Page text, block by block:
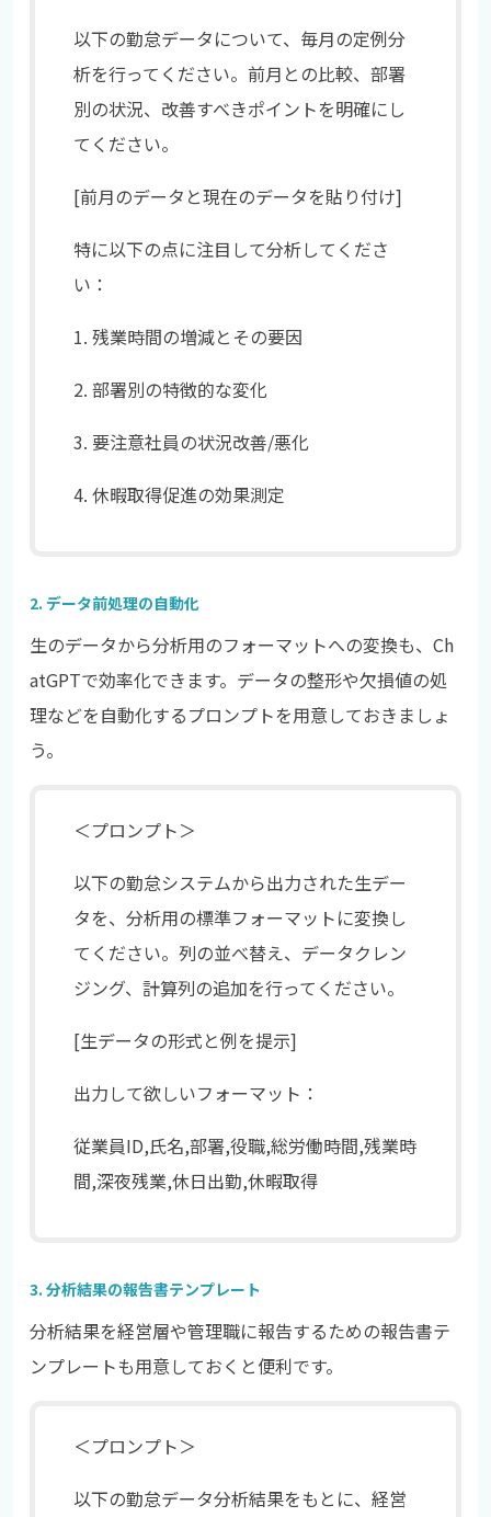
以下の勤怠データについて、毎月の定例分
析を行ってください。前月との比較、部署
別の状況、改善すべきポイントを明確にし
てください。
[前月のデータと現在のデータを貼り付け]
特に以下の点に注目して分析してくださ
い：
1. 残業時間の増減とその要因
2. 部署別の特徴的な変化
3. 要注意社員の状況改善/悪化
4. 休暇取得促進の効果測定
2. データ前処理の自動化
生のデータから分析用のフォーマットへの変換も、Ch
atGPTで効率化できます。データの整形や欠損値の処
理などを自動化するプロンプトを用意しておきましょ
う。
＜プロンプト＞
以下の勤怠システムから出力された生デー
タを、分析用の標準フォーマットに変換し
てください。列の並べ替え、データクレン
ジング、計算列の追加を行ってください。
[生データの形式と例を提示]
出力して欲しいフォーマット：
従業員ID,氏名,部署,役職,総労働時間,残業時
間,深夜残業,休日出勤,休暇取得
3. 分析結果の報告書テンプレート
分析結果を経営層や管理職に報告するための報告書テ
ンプレートも用意しておくと便利です。
＜プロンプト＞
以下の勤怠データ分析結果をもとに、経営